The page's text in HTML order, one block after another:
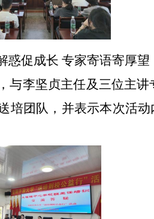
惑促成长 专家寄语寄厚望
与李坚贞主任及三位主
培团队，并表示本次活动